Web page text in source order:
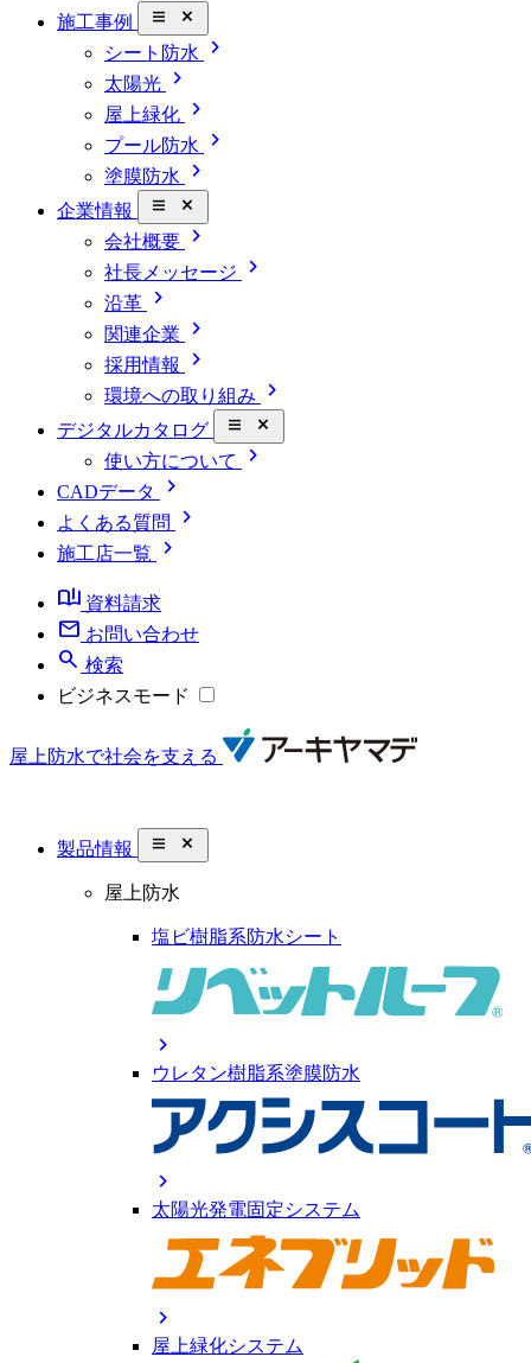
施工事例 close_small
シート防水 chevron_right
太陽光 chevron_right
屋上緑化 chevron_right
プール防水 chevron_right
塗膜防水 chevron_right
企業情報 close_small
会社概要 chevron_right
社長メッセージ chevron_right
沿革 chevron_right
関連企業 chevron_right
採用情報 chevron_right
環境への取り組み chevron_right
デジタルカタログ close_small
使い方について chevron_right
CADデータ chevron_right
よくある質問 chevron_right
施工店一覧
chevron_right
book_ribbon 資料請求
mail お問い合わせ
search 検索
ビジネスモード
屋上防水で社会を支える
製品情報 close_small
屋上防水
塩ビ樹脂系防水シート
chevron_right
ウレタン樹脂系塗膜防水
chevron_right
太陽光発電固定システム
chevron_right
屋上緑化システム